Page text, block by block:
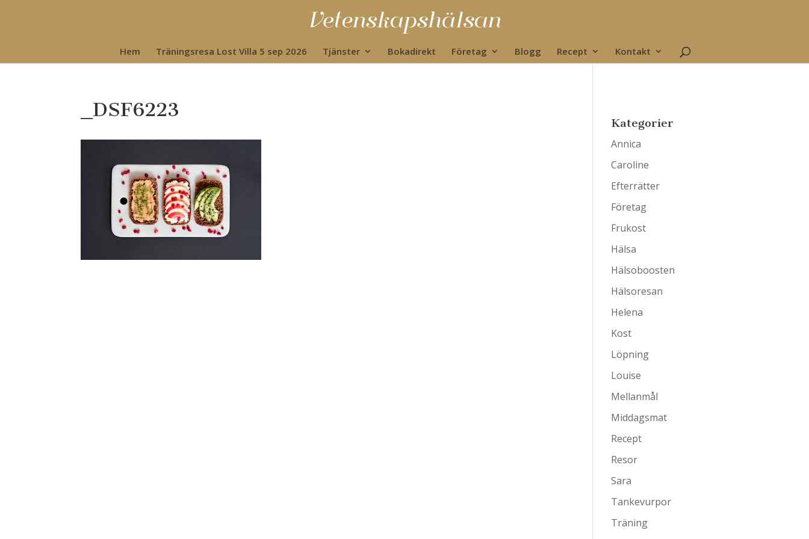
Hem Träningsresa Lost Villa 5 sep 2026 Tjänster Bokadirekt Företag Blogg Recept Kontakt
_DSF6223
Kategorier
Annica
Caroline
Efterrätter
Företag
Frukost
Hälsa
Hälsoboosten
Hälsoresan
Helena
Kost
Löpning
Louise
Mellanmål
Middagsmat
Recept
Resor
Sara
Tankevurpor
Träning